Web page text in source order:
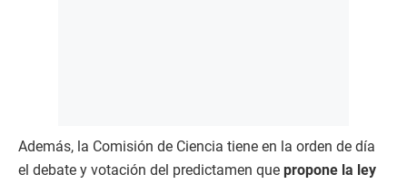
Además, la Comisión de Ciencia tiene en la orden de día
el debate y votación del predictamen que propone la ley